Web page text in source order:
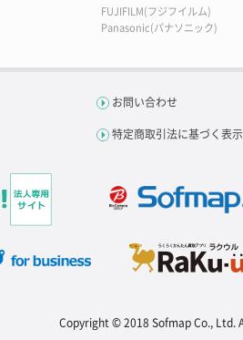
FUJIFILM(フジフイルム)
Panasonic(パナソニック)
お問い合わせ
特定商取引法に基づく表示
Copyright © 2018 Sofmap Co., Ltd.